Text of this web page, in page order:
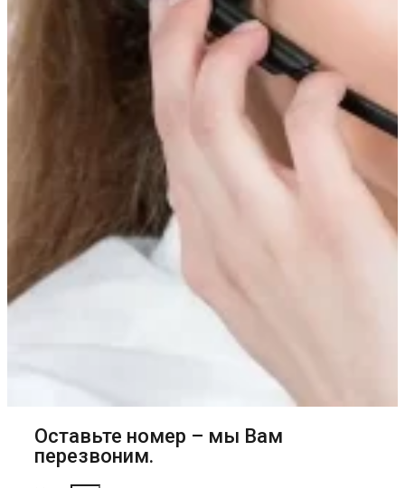
Оставьте номер – мы Вам
перезвоним.